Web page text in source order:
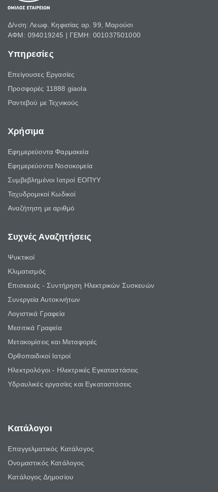
Δ/νση: Λεωφ. Κηφισίας αρ. 99, Μαρούσι
ΑΦΜ: 094019245 | ΓΕΜΗ: 001037501000
Υπηρεσίες
Επείγουσες Εργασίες
Προσφορές 11888 giaola
Ραντεβού με Τεχνικούς
Χρήσιμα
Εφημερεύοντα Φαρμακεία
Εφημερεύοντα Νοσοκομεία
Συμβεβλημένοι Ιατροί ΕΟΠΥΥ
Ταχυδρομικοί Κωδικοί
Αναζήτηση με αριθμό
Συχνές Αναζητήσεις
Ψυκτικοί
Κλιματισμός
Επισκευές - Συντήρηση Ηλεκτρικών Συσκευών
Συνεργεία Αυτοκινήτων
Λογιστικά Γραφεία
Μεσιτικά Γραφεία
Μετακομίσεις και Μεταφορές
Ορθοπαιδικοί Ιατροί
Ηλεκτρολόγοι - Ηλεκτρικές Εγκαταστάσεις
Υδραυλικές εργασίες και Εγκαταστάσεις
Κατάλογοι
Επαγγελματικός Κατάλογος
Ονομαστικός Κατάλογος
Κατάλογος Δημοσίου